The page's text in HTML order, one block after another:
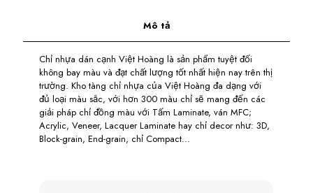
Mô tả
Chỉ nhựa dán cạnh Việt Hoàng là sản phẩm tuyệt đối
không bay màu và đạt chất lượng tốt nhất hiện nay trên thị
trường. Kho tàng chỉ nhựa của Việt Hoàng đa dạng với
đủ loại màu sắc, với hơn 300 màu chỉ sẽ mang đến các
giải pháp chỉ đồng màu với Tấm Laminate, ván MFC;
Acrylic, Veneer, Lacquer Laminate hay chỉ decor như: 3D,
Block-grain, End-grain, chỉ Compact…